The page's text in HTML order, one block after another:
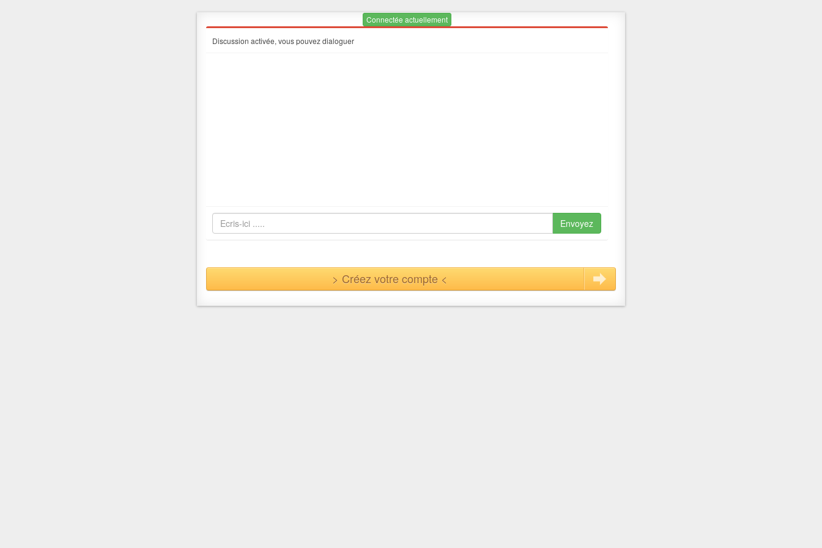
Connectée actuellement
Discussion activée, vous pouvez dialoguer
Envoyez
> Créez votre compte <